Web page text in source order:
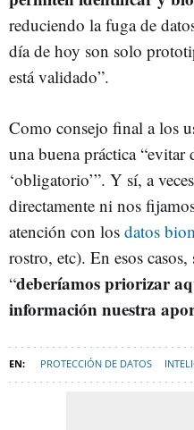
reduciendo la fuga de
día de hoy son solo
está validado”.
Como consejo final a los
una buena práctica
‘obligatorio’”. Y sí, a
directamente ni nos
atención con los datos
rostro, etc). En esos
“deberíamos priorizar
información nuestra
PROTECCIÓN DE DATOS